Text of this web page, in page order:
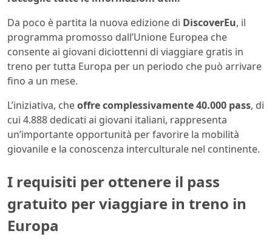
Da poco è partita la nuova edizione di DiscoverEu, il
programma promosso dall’Unione Europea che
consente ai giovani diciottenni di viaggiare gratis in
treno per tutta Europa per un periodo che può arrivare
fino a un mese.
L’iniziativa, cheoffre complessivamente 40.000 pass, di
cui 4.888 dedicati ai giovani italiani, rappresenta
un’importante opportunità per favorire la mobilità
giovanile e la conoscenza interculturale nel continente.
I requisiti per ottenere il pass
gratuito per viaggiare in treno in
Europa